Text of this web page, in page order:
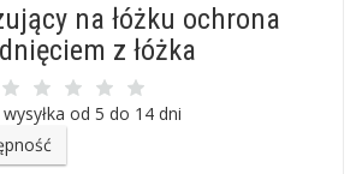
na łóżku ochrona
z łóżka
wysyłka od 5 do 14 dni